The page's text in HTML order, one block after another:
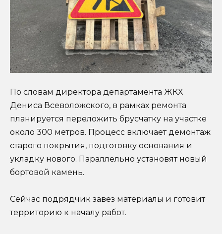
По словам директора департамента ЖКХ
Дениса Всеволожского, в рамках ремонта
планируется переложить брусчатку на участке
около 300 метров. Процесс включает демонтаж
старого покрытия, подготовку основания и
укладку нового. Параллельно установят новый
бортовой камень.
Сейчас подрядчик завез материалы и готовит
территорию к началу работ.